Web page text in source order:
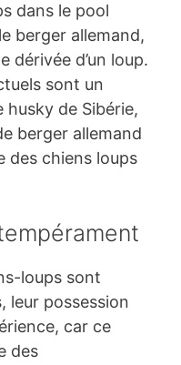
dans le pool
berger allemand,
dérivée d’un loup.
sont un
husky de Sibérie,
berger allemand
des chiens loups
loups sont
leur possession
car ce
des